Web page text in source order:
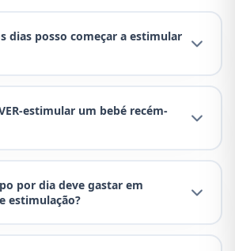
dias posso começar a estimular
estimular um bebé recém-
por dia deve gastar em
estimulação?